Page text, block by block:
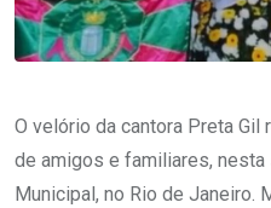
O velório da cantora Preta Gil
de amigos e familiares,
Municipal, no Rio de Janeiro.